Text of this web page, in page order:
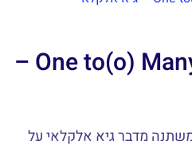
עולם העבודה המשתנה | One to(o) Many –
מדבר גיא אלקלאי על